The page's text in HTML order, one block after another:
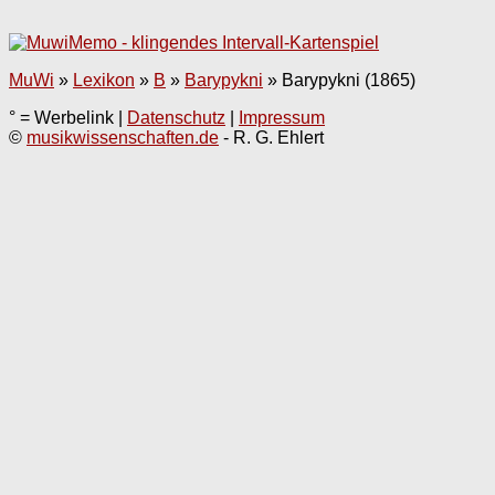
MuWi » Lexikon » B » Barypykni » Barypykni (1865)
° = Werbelink |
Datenschutz
Impressum
© musikwissenschaften.de - R. G. Ehlert